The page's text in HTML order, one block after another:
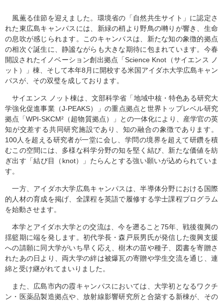
風薫る佳節を迎えました。環境省の「自然共生サイト」に認定さ
れた東広島キャンパスには、新緑の梢より野鳥の囀りが響き、生命
の息吹が感じられます。このキャンパスは、新たな知の象徴的拠点
の相次ぐ誕生に、静謐ながらも大きな期待に包まれています。今春
開設されたイノベーション創出拠点「Science Knot（サイエンス ノ
ット）」棟、そして本年8月に開校する米国アイダホ大学広島キャン
パスが、その双璧を成しております。
サイエンス ノット棟は、文部科学省「地域中核・特色ある研究大
学強化促進事業（J-PEAKS）」の重点拠点と世界トップレベル研究
拠点「WPI-SKCM²（超物質拠点）」との一体化により、産学官の英
知が交差する共同研究施設であり、知の融合の象徴であります。
100人を超える研究者が一堂に会し、学問の境界を超えて研鑽を積
むこの空間には、多様な科学分野の知を堅く結び、新たな価値を紡
ぎ出す「結び目（knot）」たらんとする強い願いが込められていま
す。
一方、アイダホ大学広島キャンパスは、半導体分野における国際
的人材の育成を掲げ、全課程を英語で履修する学士課程プログラム
を始動させます。
本学とアイダホ大学との交流は、今を遡ること75年、戦後復興の
揺籃期に端を発します。初代学長・森戸辰男氏が発信した復興支援
への請願に同大学がいち早く応え、樹木の苗や種子、図書を寄贈さ
れたあの日より、両大学の絆は被爆瓦の寄贈や学生交流を通じ、連
綿と受け継がれてまいりました。
また、広島市内の霞キャンパスにおいては、大学初となるワクチ
ン・医薬品製造拠点や、放射線影響研究所と合築する新棟が、その